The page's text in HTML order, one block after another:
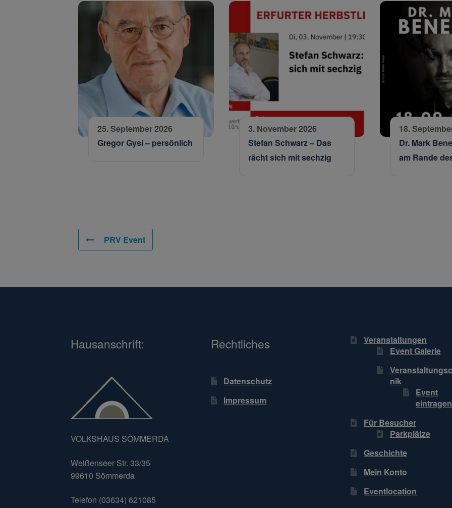
25. September 2026
Gregor Gysi – persönlich
3. November 2026
Stefan Schwarz – Das
rächt sich mit sechzig
18.
Dr. Mark
am Rande
PRV Event
Hausanschrift:
VOLKSHAUS SÖMMERDA
Weißenseer Str. 33/35
99610 Sömmerda
Telefon (03634) 621085
Rechtliches
Datenschutz
Impressum
Veranstaltungen
Event Galerie
nik
Event
eintragen
Für Besucher
Parkplätze
Geschichte
Mein Konto
Eventlocation